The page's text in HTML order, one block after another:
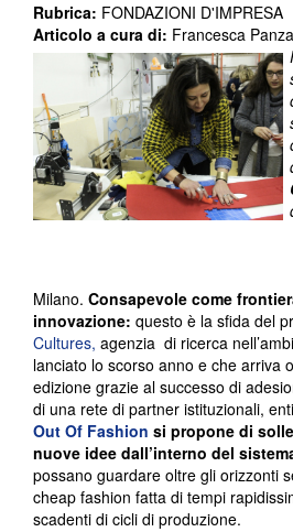
Rubrica: FONDAZIONI D'IMPRESA
Articolo a cura di: Francesca
Milano. Consapevole come
innovazione: questo è la sfida del
Cultures, agenzia di ricerca
lanciato lo scorso anno e che arriva
edizione grazie al successo di
di una rete di partner istituzionali,
Out Of Fashion si propone di
nuove idee dall’interno del
possano guardare oltre gli orizzonti
cheap fashion fatta di tempi
scadenti di cicli di produzione.